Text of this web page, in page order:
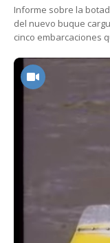
Informe sobre la
del nuevo buque
cinco embarcaciones